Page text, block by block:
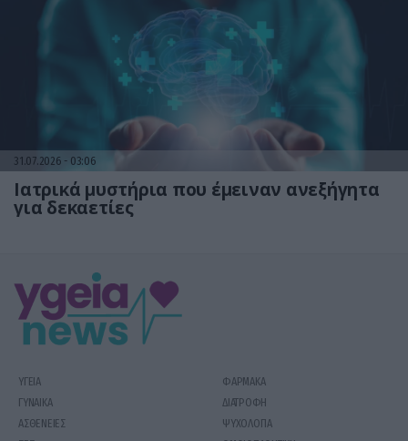
31.07.2026 03:06
Ιατρικά μυστήρια που έμειναν ανεξήγητα
για δεκαετίες
ΥΓΕΙΑ
ΦΑΡΜΑΚΑ
ΓΥΝΑΙΚΑ
ΔΙΑΤΡΟΦΗ
ΑΣΘΕΝΕΙΕΣ
ΨΥΧΟΛΟΓΙΑ